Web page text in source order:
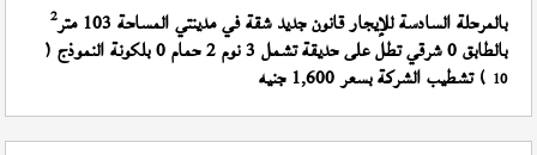
بالمرحلة السادسة للإيجار قانون جديد شقة في مدينتي المساحة 103 متر 2
بالطابق 0 شرقي تطل على حديقة تشمل 3 نوم 2 حمام 0 بلكونة النموذج (
10 ) تشطيب الشركة بسعر 1,600 جنيه